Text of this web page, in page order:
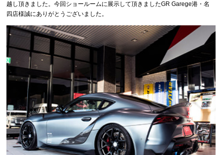
越し頂きました。今回ショールームに展示して頂きましたGR Garege港・名
四店様誠にありがとうございました。